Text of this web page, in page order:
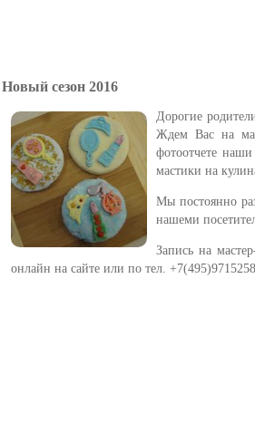
Новый сезон 2016
Дорогие
Ждем Вас на
фотоотчете
мастики на
Мы постоянно
нашеми
Запись на
онлайн на сайте или по тел. +7(495)9715258.